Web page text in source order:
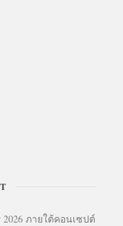
2026 ภายใต้คอนเซปต์